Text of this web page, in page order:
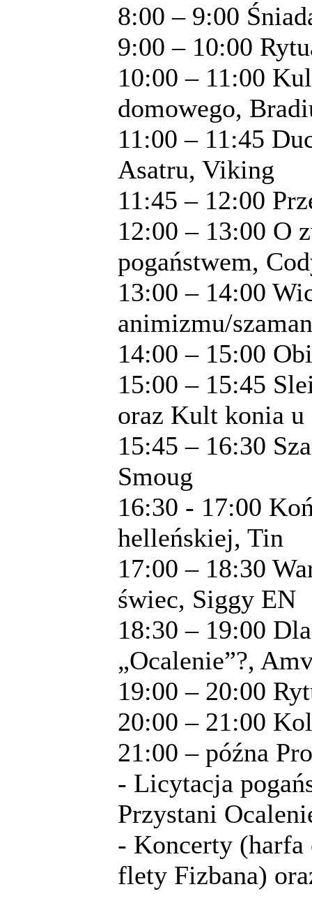
8:00 – 9:00
9:00 – 10:00
10:00 – 11:00
domowego,
11:00 – 11:45
Asatru, Viking
11:45 – 12:00
12:00 – 13:00 O
pogaństwem,
13:00 – 14:00
animizmu/
14:00 – 15:00
15:00 – 15:45
oraz Kult konia u
15:45 – 16:30
Smoug
16:30 - 17:00
helleńskiej, Tin
17:00 – 18:30
świec, Siggy EN
18:30 – 19:00
„Ocalenie”?,
19:00 – 20:00
20:00 – 21:00
21:00 – późna
- Licytacja
Przystani
- Koncerty (harfa
flety Fizbana)